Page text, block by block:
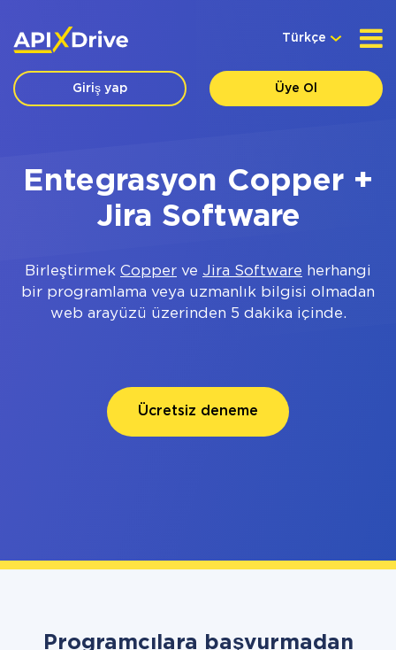
Türkçe
Giriş yap Üye Ol
Entegrasyon Copper +
Jira Software
Birleştirmek Copper ve Jira Software herhangi
bir programlama veya uzmanlık bilgisi olmadan
web arayüzü üzerinden 5 dakika içinde.
Ücretsiz deneme
Programcılara başvurmadan